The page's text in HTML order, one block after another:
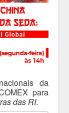
da
para
das RI.